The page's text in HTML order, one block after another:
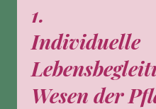
1.
Individuelle
Wesen der